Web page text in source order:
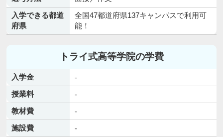
入学できる都道
府県
全国47都道府県137キャンパスで利用可
能！
トライ式高等学院の学費
入学金
-
授業料
-
教材費
-
施設費
-